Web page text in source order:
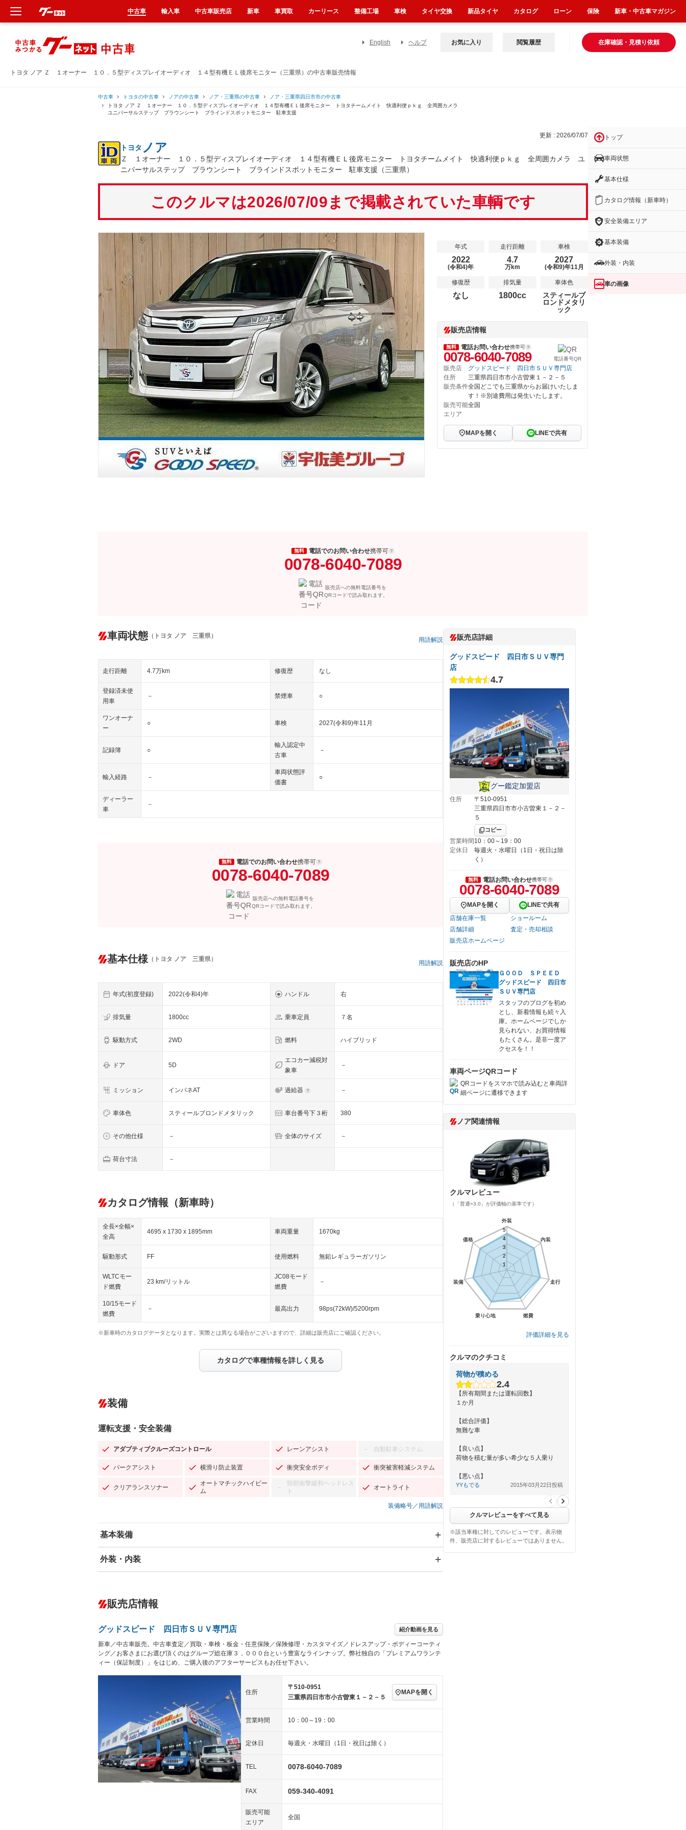
トヨタ ノア Ｚ １オーナー １０．５型ディスプレイオーディオ １４型有機ＥＬ後席モニター（三重県）の中古車販売情報
English ヘルプ 在庫確認・見積り依頼
お気に入り 閲覧履歴
中古車 トヨタの中古車 ノアの中古車 ノア・三重県の中古車
ノア・三重県四日市市の中古車
トヨタ ノア Ｚ １オーナー １０．５型ディスプレイオーディオ １４型有機ＥＬ後席モニター トヨタチームメイト 快適利便ｐｋｇ 全周囲カメラ
ユニバーサルステップ ブラウンシート ブラインドスポットモニター 駐車支援
更新 : 2026/07/07
トヨタ ノア
Ｚ １オーナー １０．５型ディスプレイオーディオ １４型有機ＥＬ後席モニター トヨタチームメイト 快適利便ｐｋｇ 全周囲カメラ ユ
ニバーサルステップ ブラウンシート ブラインドスポットモニター 駐車支援（三重県）
このクルマは2026/07/09まで掲載されていた車輌です
年式
2022
(令和4)年
走行距離
4.7
万km
車検
2027
(令和9)年11月
修復歴
なし
排気量
1800cc
車体色
スティールブ
ロンドメタリ
ック
販売店情報
無料 電話お問い合わせ携帯可
0078-6040-7089 電話番号QR
販売店
グッドスピード 四日市ＳＵＶ専門店
住所
三重県四日市市小古曽東１－２－５
販売条件全国どこでも三重県からお届けいたしま
す！※別途費用は発生いたします。
販売可能
エリア
全国
MAPを開く LINEで共有
無料 電話でのお問い合わせ携帯可
0078-6040-7089
販売店への無料電話番号を
QRコードで読み取れます。
車両状態 （トヨタ ノア 三重県）
用語解説
走行距離 4.7万km 修復歴 なし
登録済未使
用車
－ 禁煙車 ○
ワンオーナ
ー
○ 車検 2027(令和9)年11月
記録簿 ○
輸入認定中
古車
－
輸入経路 －
車両状態評
価書
○
ディーラー
車
－
無料 電話でのお問い合わせ携帯可
0078-6040-7089
販売店への無料電話番号を
QRコードで読み取れます。
基本仕様 （トヨタ ノア 三重県）
用語解説
年式(初度登録) 2022(令和4)年 ハンドル 右
排気量 1800cc 乗車定員 ７名
駆動方式 2WD 燃料 ハイブリッド
ドア 5D
エコカー減税対
象車
－
ミッション インパネAT 過給器 －
車体色 スティールブロンドメタリック 車台番号下３桁 380
その他仕様 － 全体のサイズ －
荷台寸法 －
カタログ情報（新車時）
全長×全幅×
全高
4695 x 1730 x 1895mm 車両重量 1670kg
駆動形式 FF 使用燃料 無鉛レギュラーガソリン
WLTCモー
ド燃費
23 km/リットル
JC08モード
燃費
－
10/15モード
燃費
－ 最高出力 98ps(72kW)/5200rpm
※新車時のカタログデータとなります。実際とは異なる場合がございますので、詳細は販売店にご確認ください。
カタログで車種情報を詳しく見る
装備
運転支援・安全装備
アダプティブクルーズコントロール レーンアシスト － 自動駐車システム
パークアシスト 横滑り防止装置 衝突安全ボディ 衝突被害軽減システム
クリアランスソナー
オートマチックハイビー
ム
－
頸部衝撃緩和ヘッドレス
ト
オートライト
装備略号／用語解説
基本装備
エアバッグ：運転席/助手席/サイド
－ ダウンヒルアシストコントロール
Bluetooth接続 100V電源 センターデフロック
－ レンタカーアップ － 展示・試乗車 電動格納ミラー
外装・内装
－ オーディオ
－
ヘッドライトウォッシャ
ー
－ 革シート キーレス
LEDヘッドランプ － HID(キセノンライト) － ポータブルナビ バックカメラ
ETC2.0 － エアロ スマートキー
3列シート ベンチシート
－ チップアップシート オットマン 電動格納サードシート
シートヒーター ウォークスルー 後席モニター
フロントカメラ － シートエアコン 全周囲カメラ サイドカメラ
－ ルーフレール － エアサスペンション
販売店情報
グッドスピード 四日市ＳＵＶ専門店 紹介動画を見る
新車／中古車販売。中古車査定／買取・車検・板金・任意保険／保険修理・カスタマイズ／ドレスアップ・ボディーコーティ
ング／お客さまにお選び頂くのはグループ総在庫３，０００台という豊富なラインナップ。弊社独自の「プレミアムワランテ
ィー（保証制度）」をはじめ、ご購入後のアフターサービスもお任せ下さい。
住所
〒510-0951
三重県四日市市小古曽東１－２－５
MAPを開く
営業時間 10：00～19：00
定休日 毎週火・水曜日（1日・祝日は除く）
TEL 0078-6040-7089
FAX 059-340-4091
販売可能
エリア
全国
販売店詳細
グッドスピード 四日市ＳＵＶ専門
店
4.7
グー鑑定加盟店
住所
〒510-0951
三重県四日市市小古曽東１－２－
５
コピー
営業時間10：00～19：00
定休日
毎週火・水曜日（1日・祝日は除
く）
無料 電話お問い合わせ携帯可
0078-6040-7089
MAPを開く
LINEで共有
店舗在庫一覧
ショールーム
店舗詳細
査定・売却相談
販売店ホームページ
販売店のHP
ＧＯＯＤ ＳＰＥＥＤ
グッドスピード 四日市
ＳＵＶ専門店
スタッフのブログを初め
とし、新着情報も続々入
庫。ホームページでしか
見られない、お買得情報
もたくさん。是非一度ア
クセスを！！
車両ページQRコード
QRコードをスマホで読み込むと車両詳
細ページに遷移できます
ノア関連情報
クルマレビュー
（「普通=3.0」が評価軸の基準です）
外装
内装
走行
燃費
乗り心地
装備
価格
1
2
3
4
5
外装
内装
走行
燃費
乗り心地
装備
価格
1
2
3
4
5
評価詳細を見る
クルマのクチコミ
荷物が積める
2.4
【所有期間または運転回数】
１か月
【総合評価】
無難な車
【良い点】
荷物を積む量が多い希少な５人乗り
【悪い点】
希少なせいか新車では安いグレードだ
YYもでる 2015年03月22日投稿
クルマレビューをすべて見る
※該当車種に対してのレビューです。表示物
件、販売店に対するレビューではありません。
トップ
車両状態
基本仕様
カタログ情報（新車時）
安全装備エリア
基本装備
外装・内装
車の画像
中古車 輸入車 中古車販売店 新車 車買取 カーリース 整備工場 車検 タイヤ交換 新品タイヤ カタログ ローン 保険 新車・中古車マガジン
新車
中古車